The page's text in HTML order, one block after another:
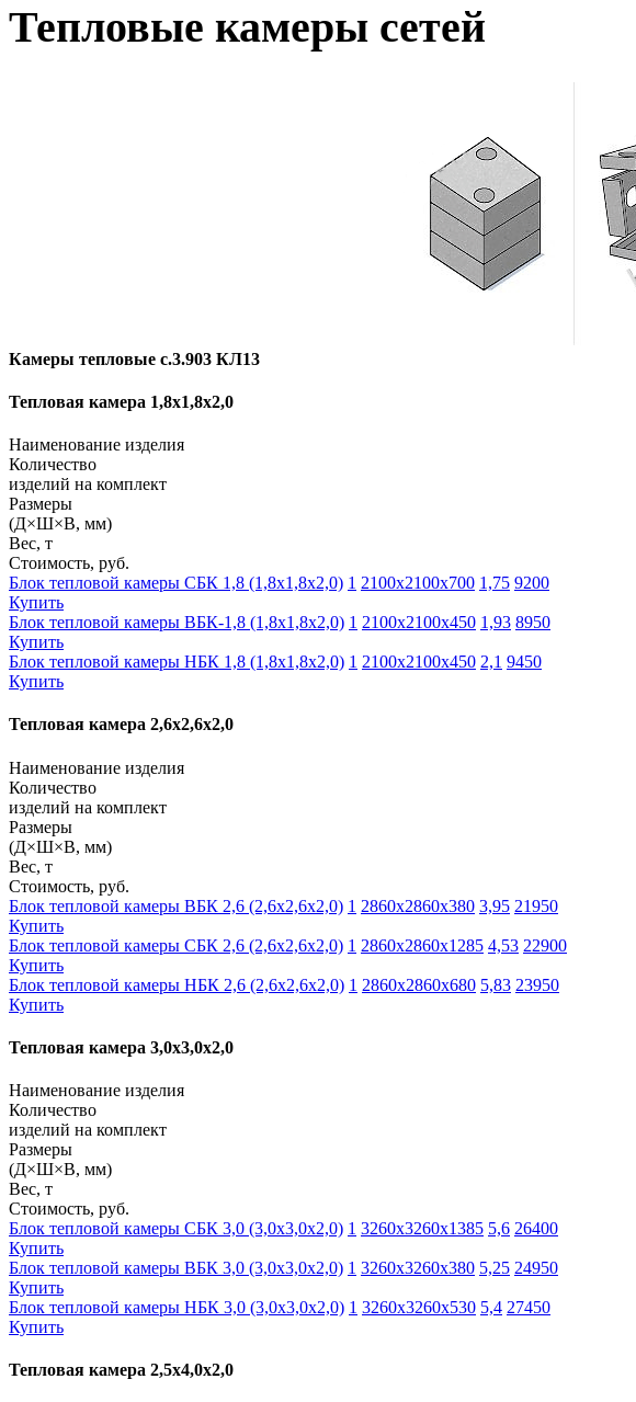
Тепловые камеры сетей
Камеры тепловые с.3.903 КЛ13
Тепловая камера 1,8х1,8х2,0
Наименование изделия
Количество
изделий на комплект
Размеры
(Д×Ш×В, мм)
Вес, т
Стоимость, руб.
Блок тепловой камеры СБК 1,8 (1,8х1,8х2,0) 1 2100х2100х700 1,75 9200
Купить
Блок тепловой камеры ВБК-1,8 (1,8х1,8х2,0) 1 2100х2100х450 1,93 8950
Купить
Блок тепловой камеры НБК 1,8 (1,8х1,8х2,0) 1 2100х2100х450 2,1 9450
Купить
Тепловая камера 2,6х2,6х2,0
Наименование изделия
Количество
изделий на комплект
Размеры
(Д×Ш×В, мм)
Вес, т
Стоимость, руб.
Блок тепловой камеры ВБК 2,6 (2,6х2,6х2,0) 1 2860х2860х380 3,95 21950
Купить
Блок тепловой камеры СБК 2,6 (2,6х2,6х2,0) 1 2860х2860х1285 4,53 22900
Купить
Блок тепловой камеры НБК 2,6 (2,6х2,6х2,0) 1 2860х2860х680 5,83 23950
Купить
Тепловая камера 3,0х3,0х2,0
Наименование изделия
Количество
изделий на комплект
Размеры
(Д×Ш×В, мм)
Вес, т
Стоимость, руб.
Блок тепловой камеры СБК 3,0 (3,0х3,0х2,0) 1 3260х3260х1385 5,6 26400
Купить
Блок тепловой камеры ВБК 3,0 (3,0х3,0х2,0) 1 3260х3260х380 5,25 24950
Купить
Блок тепловой камеры НБК 3,0 (3,0х3,0х2,0) 1 3260х3260х530 5,4 27450
Купить
Тепловая камера 2,5х4,0х2,0